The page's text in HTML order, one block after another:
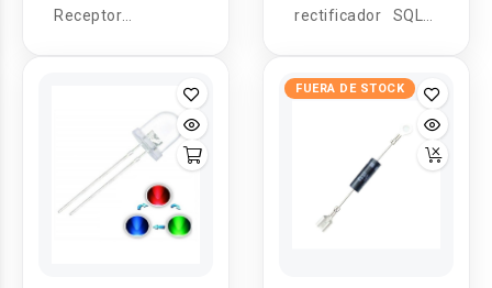
Receptor
rectificador SQL
FUERA DE STOCK